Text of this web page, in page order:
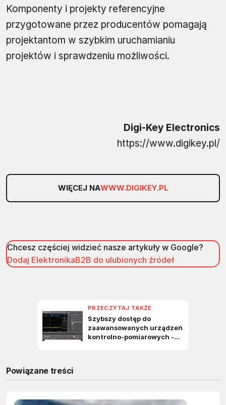
Komponenty i projekty referencyjne
przygotowane przez producentów pomagają
projektantom w szybkim uruchamianiu
projektów i sprawdzeniu możliwości.
Digi-Key Electronics
https://www.digikey.pl/
WIĘCEJ NAWWW.DIGIKEY.PL
Chcesz częściej widzieć nasze artykuły w Google?
Dodaj ElektronikaB2B do ulubionych źródeł
Powiązane treści